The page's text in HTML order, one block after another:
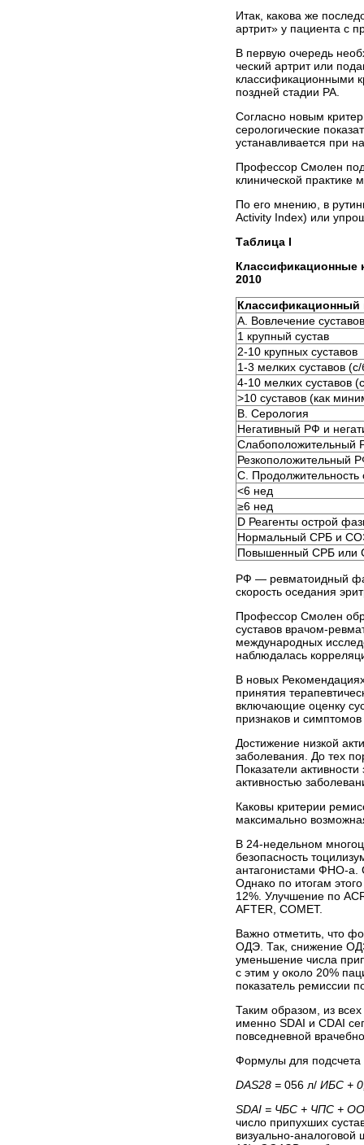
Итак, какова же
артрит» у пациента с
В первую очередь
ческий артрит или
классификационными
поздней стадии РА.
Согласно новым
серологические
устанавливается при
Профессор Смолен
клинической практике
По его мнению, в
Activity Index) или
Таблица І
Классификационные
2010
Классификационный
A. Вовлечение суставов
1 крупный сустав
2-10 крупных суставов
1-3 мелких суставов
4-10 мелких суставов
>10 суставов (как
B. Серология
Негативный РФ и
Слабоположительный
Резкоположительный
C. Продолжительность
<6 нед
≥6 нед
D Реагенты острой
Нормальный СРБ и
Повышенный СРБ или
РФ — ревматоидный
скорость оседания
Профессор Смолен
суставов врачом-
международных
наблюдалась
В новых
принятия
включающие оценку
признаков и
Достижение низкой
заболевания. До тех
Показатели
активностью
Каковы критерии
максимально
В 24-недельном
безопасность
антагонистами ФHO-a.
Однако по итогам
12%. Улучшение по
AFTER, COMET.
Важно отметить, что
ОДЭ. Так, снижение
уменьшение числа
с этим у около 20%
показатель ремиссии
Таким образом, из
именно SDAI и CDAI
повседневной
Формулы для подсчета
DAS28 = 056 л/ ИБС +
SDAI = ЧБС + ЧПС +
число припухших
визуально-